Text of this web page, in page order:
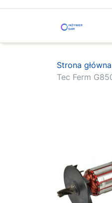
Strona główna
Tec Ferm